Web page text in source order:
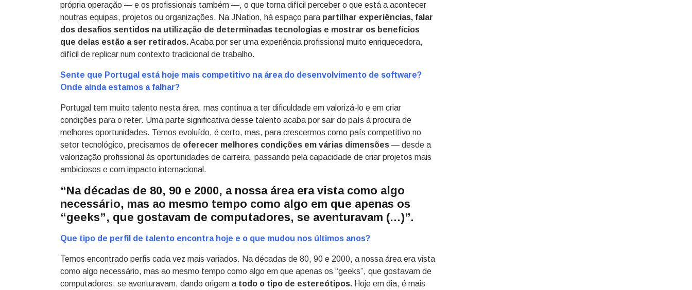
própria operação — e os profissionais também —, o que torna difícil perceber o que está a acontecer
noutras equipas, projetos ou organizações. Na JNation, há espaço para partilhar experiências, falar
dos desafios sentidos na utilização de determinadas tecnologias e mostrar os benefícios
que delas estão a ser retirados.Acaba por ser uma experiência profissional muito enriquecedora,
difícil de replicar num contexto tradicional de trabalho.
Sente que Portugal está hoje mais competitivo na área do desenvolvimento de software?
Onde ainda estamos a falhar?
Portugal tem muito talento nesta área, mas continua a ter dificuldade em valorizá-lo e em criar
condições para o reter. Uma parte significativa desse talento acaba por sair do país à procura de
melhores oportunidades. Temos evoluído, é certo, mas, para crescermos como país competitivo no
setor tecnológico, precisamos de oferecer melhores condições em várias dimensões — desde a
valorização profissional às oportunidades de carreira, passando pela capacidade de criar projetos mais
ambiciosos e com impacto internacional.
“Na décadas de 80, 90 e 2000, a nossa área era vista como algo
necessário, mas ao mesmo tempo como algo em que apenas os
“geeks”, que gostavam de computadores, se aventuravam (…)”.
Que tipo de perfil de talento encontra hoje e o que mudou nos últimos anos?
Temos encontrado perfis cada vez mais variados. Na décadas de 80, 90 e 2000, a nossa área era vista
como algo necessário, mas ao mesmo tempo como algo em que apenas os “geeks”, que gostavam de
computadores, se aventuravam, dando origem a todo o tipo de estereótipos. Hoje em dia, é mais